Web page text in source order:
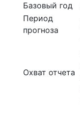
Базовый год
Период
прогноза
Охват отчета